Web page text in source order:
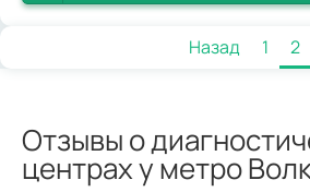
Назад 1 2
Отзывы о
центрах у метро